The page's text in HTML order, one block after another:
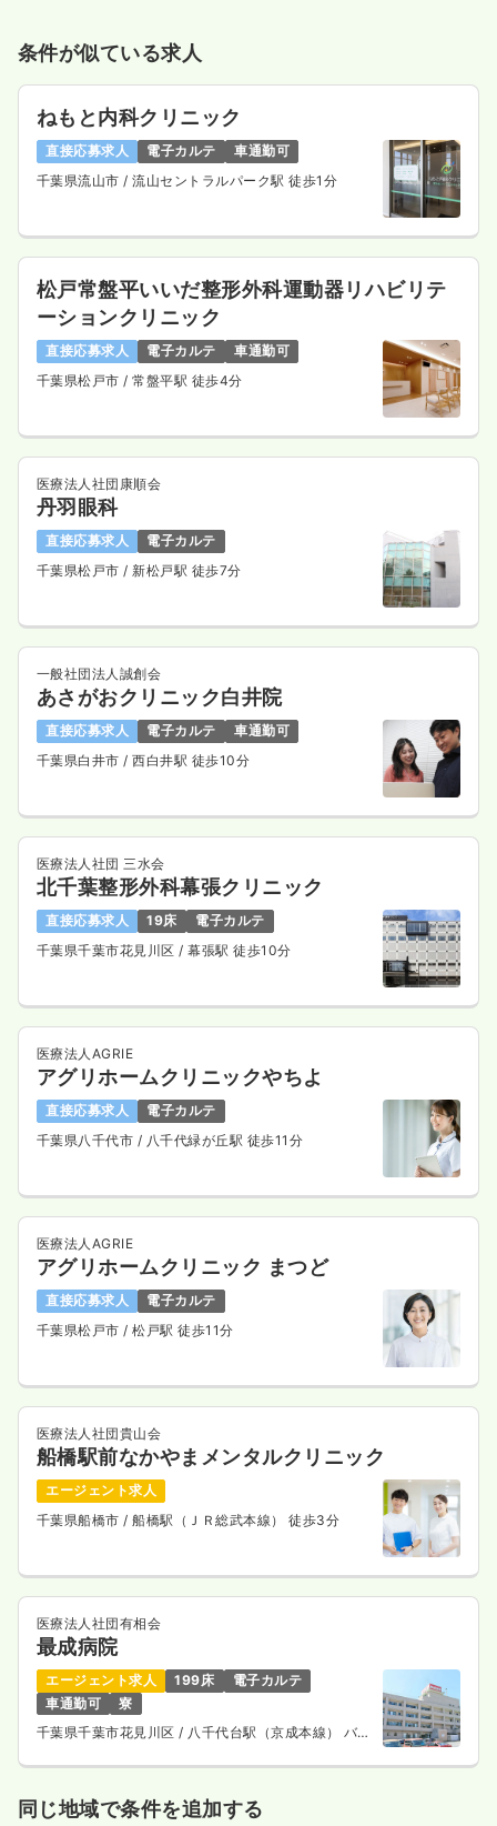
条件が似ている求人
ねもと内科クリニック
直接応募求人 電子カルテ
車通勤可
千葉県流山市 / 流山セントラルパーク駅 徒歩1分
松戸常盤平いいだ整形外科運動器リハビリテ
ーションクリニック
直接応募求人 電子カルテ
車通勤可
千葉県松戸市 / 常盤平駅 徒歩4分
医療法人社団康順会
丹羽眼科
直接応募求人
電子カルテ
千葉県松戸市 / 新松戸駅 徒歩7分
一般社団法人誠創会
あさがおクリニック白井院
直接応募求人 電子カルテ
車通勤可
千葉県白井市 / 西白井駅 徒歩10分
医療法人社団 三水会
北千葉整形外科幕張クリニック
直接応募求人 19床
電子カルテ
千葉県千葉市花見川区 / 幕張駅 徒歩10分
医療法人AGRIE
アグリホームクリニックやちよ
直接応募求人
電子カルテ
千葉県八千代市 / 八千代緑が丘駅 徒歩11分
医療法人AGRIE
アグリホームクリニック まつど
直接応募求人
電子カルテ
千葉県松戸市 / 松戸駅 徒歩11分
医療法人社団貴山会
船橋駅前なかやまメンタルクリニック
エージェント求人
千葉県船橋市 / 船橋駅（ＪＲ総武本線） 徒歩3分
医療法人社団有相会
最成病院
エージェント求人 199床
電子カルテ
車通勤可
寮
千葉県千葉市花見川区/ 八千代台駅（京成本線） バス
同じ地域で条件を追加する